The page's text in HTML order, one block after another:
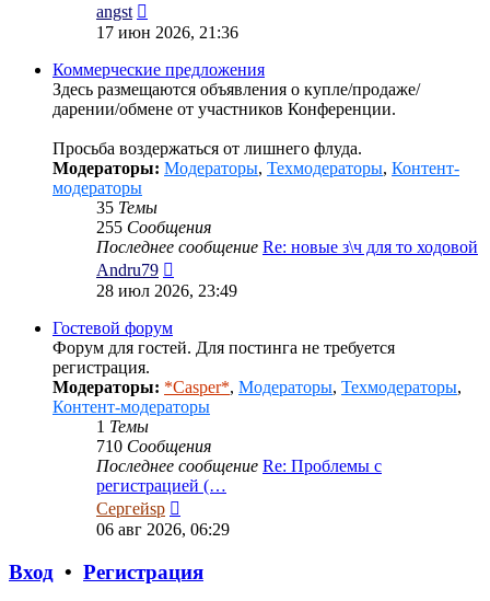
angst
к
сообщению
17 июн 2026, 21:36
Коммерческие предложения
Здесь размещаются объявления о купле/продаже/
дарении/обмене от участников Конференции.
Просьба воздержаться от лишнего флуда.
Модераторы: Модераторы, Техмодераторы, Контент-
модераторы
35 Темы
255 Сообщения
Последнее сообщение Re: новые з\ч для то ходовой
Andru79
к
28 июл 2026, 23:49
Гостевой форум
Форум для гостей. Для постинга не требуется
регистрация.
Модераторы: *Casper*, Модераторы, Техмодераторы,
Контент-модераторы
1 Темы
710 Сообщения
Последнее сообщение Re: Проблемы с
регистрацией (…
Сергейsp
к
06 авг 2026, 06:29
Вход • Регистрация